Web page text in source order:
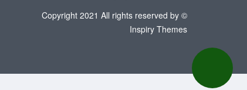
© Copyright 2021 All rights reserved by
Inspiry Themes